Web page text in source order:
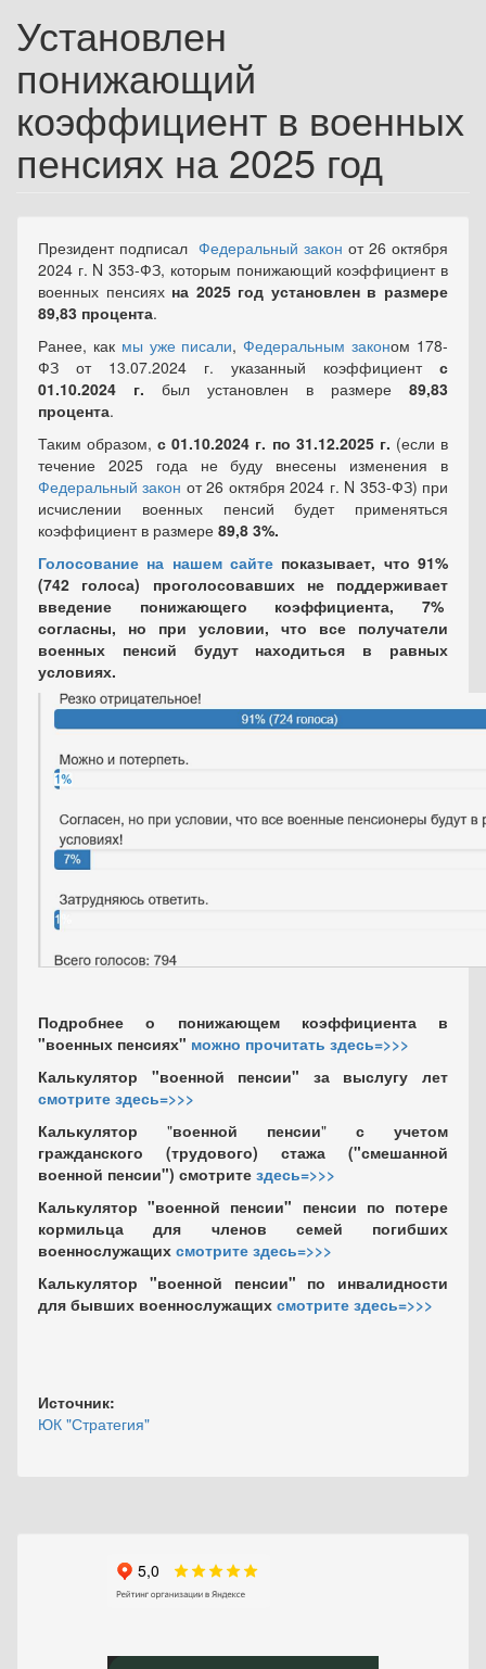
Установлен
понижающий
коэффициент в военных
пенсиях на 2025 год
Президент подписал Федеральный закон от 26 октября
2024 г. N 353-ФЗ, которым понижающий коэффициент в
военных пенсиях на 2025 год установлен в размере
89,83 процента.
Ранее, как мы уже писали,Федеральным законом 178-
ФЗ от 13.07.2024 г. указанный коэффициент с
01.10.2024 г. был установлен в размере 89,83
процента.
Таким образом,с 01.10.2024 г. по 31.12.2025 г. (если в
течение 2025 года не буду внесены изменения в
Федеральный закон от 26 октября 2024 г. N 353-ФЗ) при
исчислении военных пенсий будет применяться
коэффициент в размере 89,8 3%.
Голосование на нашем сайте показывает, что 91%
(742 голоса) проголосовавших не поддерживает
введение понижающего коэффициента, 7%
согласны, но при условии, что все получатели
военных пенсий будут находиться в равных
условиях.
Подробнее о понижающем коэффициента в
"военных пенсиях" можно прочитать здесь=>>>
Калькулятор "военной пенсии" за выслугу лет
смотрите здесь=>>>
Калькулятор "военной пенсии" с учетом
гражданского (трудового) стажа
("смешанной
военной пенсии") смотрите здесь=>>>
Калькулятор "военной пенсии" пенсии по потере
кормильца для членов семей погибших
военнослужащих смотрите здесь=>>>
Калькулятор "военной пенсии" по инвалидности
для бывших военнослужащих смотрите здесь=>>>
Источник:
ЮК "Стратегия"